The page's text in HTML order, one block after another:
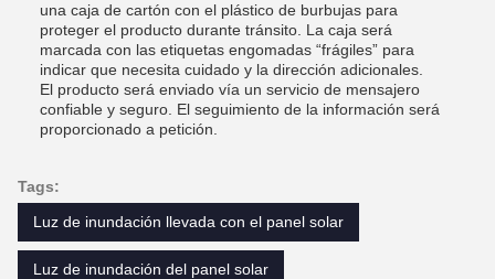
una caja de cartón con el plástico de burbujas para
proteger el producto durante tránsito. La caja será
marcada con las etiquetas engomadas “frágiles” para
indicar que necesita cuidado y la dirección adicionales.
El producto será enviado vía un servicio de mensajero
confiable y seguro. El seguimiento de la información será
proporcionado a petición.
Tags:
Luz de inundación llevada con el panel solar
Luz de inundación del panel solar